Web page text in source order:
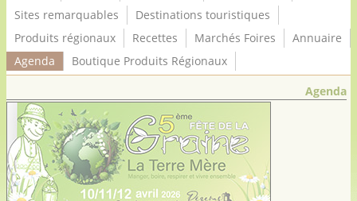
Sites remarquables
Destinations touristiques
Produits régionaux
Recettes Marchés Foires
Annuaire
Agenda
Boutique Produits Régionaux
Agenda